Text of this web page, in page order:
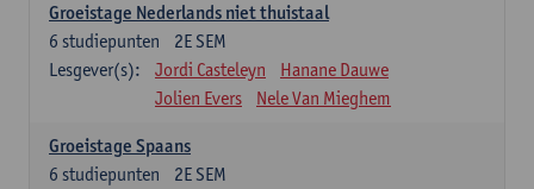
Groeistage Nederlands niet thuistaal
2E SEM
6 studiepunten
Lesgever(s):
Jordi Casteleyn
Hanane Dauwe
Jolien Evers
Nele Van Mieghem
Groeistage Spaans
2E SEM
6 studiepunten